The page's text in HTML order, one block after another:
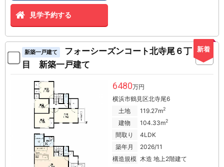
見学予約する
新着
新築一戸建て
フォーシーズンコート北寺尾６丁
目 新築一戸建て
6480万円
横浜市鶴見区北寺尾6
土地
119.27m2
建物 104.33m2
間取り
4LDK
築年月
2026/11
構造規模 木造 地上2階建て